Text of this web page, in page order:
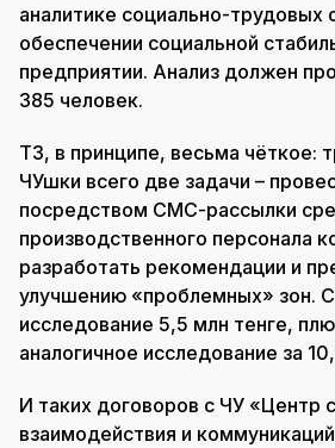
аналитике социально-трудовых
обеспечении социальной
предприятии. Анализ должен
385 человек.
ТЗ, в принципе, весьма чёткое:
ЧУшки всего две задачи –
посредством СМС-рассылки
производственного персонала
разработать рекомендации и
улучшению «проблемных» зон.
исследование 5,5 млн тенге,
аналогичное исследование за
И таких договоров с ЧУ «Центр
взаимодействия и